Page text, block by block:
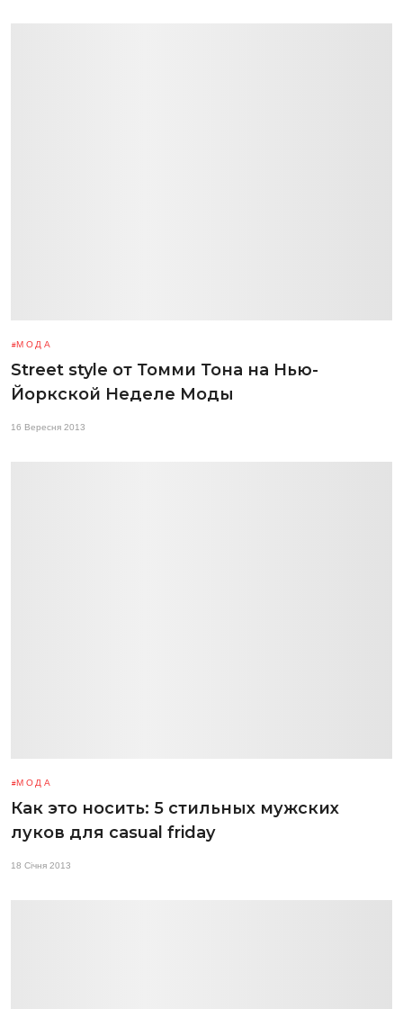
МОДА
Street style от Томми Тона на Нью-
Йоркской Неделе Моды
16 Вересня 2013
МОДА
Как это носить: 5 стильных мужских
луков для casual friday
18 Січня 2013